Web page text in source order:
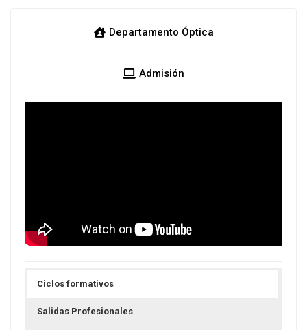
Departamento Óptica
Admisión
Ciclos formativos
Salidas Profesionales